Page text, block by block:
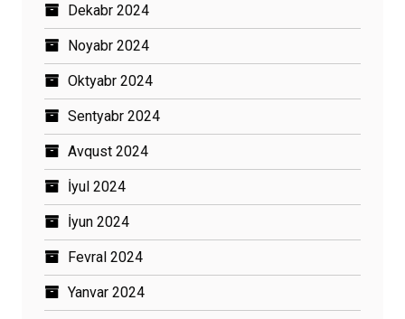
Dekabr 2024
Noyabr 2024
Oktyabr 2024
Sentyabr 2024
Avqust 2024
İyul 2024
İyun 2024
Fevral 2024
Yanvar 2024